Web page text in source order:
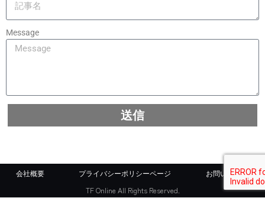
Message
送信
会社概要 プライバシーポリシーページ お問い合わせ
TF Online All Rights Reserved.